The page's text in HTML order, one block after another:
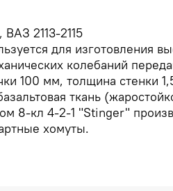
2113-2115
для изготовления
колебаний
100 мм, толщина стенки
ткань
8-кл 4-2-1 "Stinger"
хомуты.